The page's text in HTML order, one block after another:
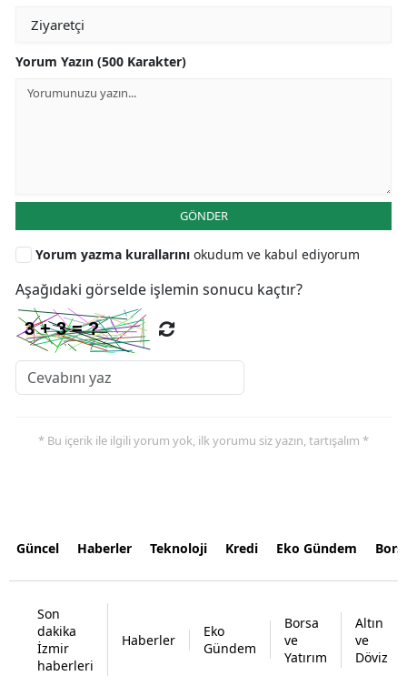
Yorum Yazın (500 Karakter)
GÖNDER
Yorum yazma kurallarını okudum ve kabul ediyorum
Aşağıdaki görselde işlemin sonucu kaçtır?
* Bu içerik ile ilgili yorum yok, ilk yorumu siz yazın, tartışalım *
Güncel Haberler Teknoloji Kredi Eko Gündem
Son
dakika
İzmir
haberleri
Haberler
Eko
Gündem
Borsa
ve
Yatırım
Altın
ve
Döviz